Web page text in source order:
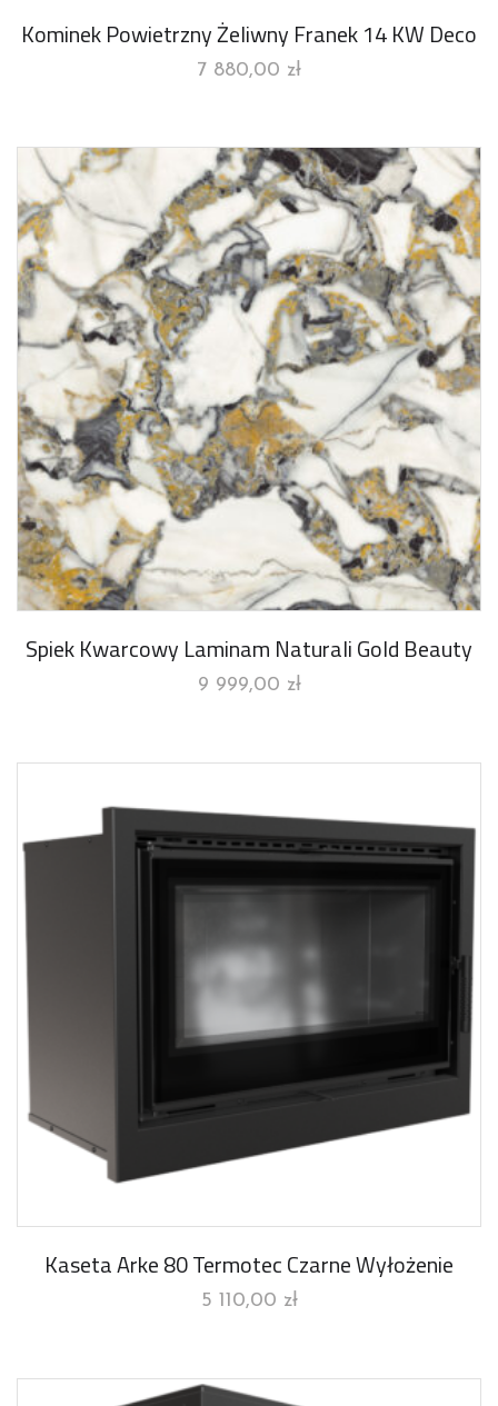
Kominek Powietrzny Żeliwny Franek 14 KW Deco
7 880,00 zł
Spiek Kwarcowy Laminam Naturali Gold Beauty
9 999,00 zł
Kaseta Arke 80 Termotec Czarne Wyłożenie
5 110,00 zł